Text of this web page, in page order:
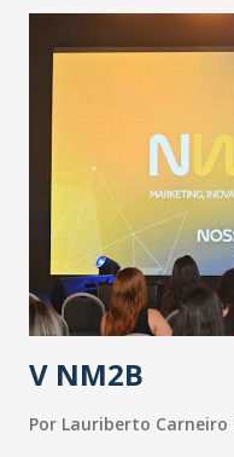
população suspeita e de
públicos e domiciliares.
epidemia comum, como
aumento de casos de
de uma epidemia com
contaminação maior
secretário. Segundo
contaminação alta,
população e ao sistema
estratificação do risco da
V NM2B
Por Lauriberto Carneiro